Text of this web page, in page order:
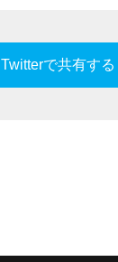
Twitterで共有する